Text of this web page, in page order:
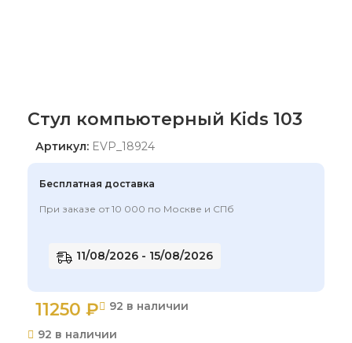
Стул компьютерный Kids 103
Артикул: EVP_18924
Бесплатная доставка
При заказе от 10 000 по Москве и СПб
11/08/2026 - 15/08/2026
11250 ₽
92 в наличии
92 в наличии